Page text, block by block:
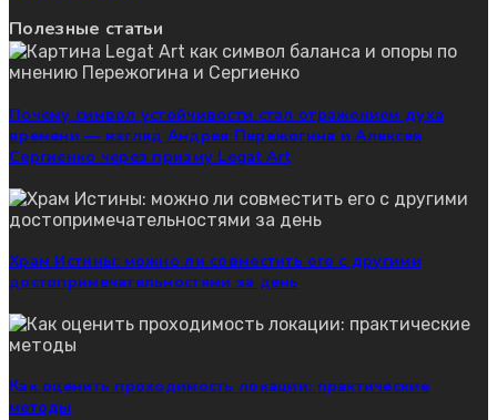
Полезные статьи
Почему символ устойчивости стал отражением духа
времени — взгляд Андрея Пережогина и Алексея
Сергиенко через призму Legat Art
Храм Истины: можно ли совместить его с другими
достопримечательностями за день
Как оценить проходимость локации: практические
методы